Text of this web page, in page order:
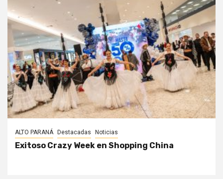
ALTO PARANÁ Destacadas Noticias
Exitoso Crazy Week en Shopping China